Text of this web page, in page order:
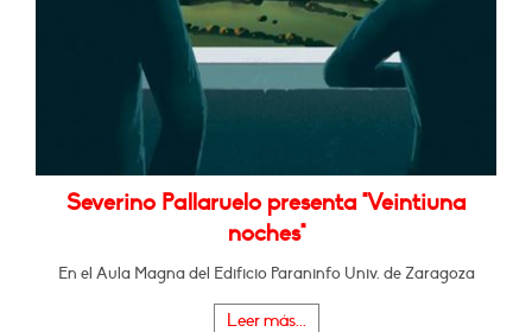
Severino Pallaruelo presenta "Veintiuna
noches"
En el Aula Magna del Edificio Paraninfo Univ. de Zaragoza
Leer más...